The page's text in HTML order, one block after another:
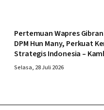
Pertemuan Wapres
DPM Hun Many, Perkuat
Strategis Indonesia –
Selasa, 28 Juli 2026